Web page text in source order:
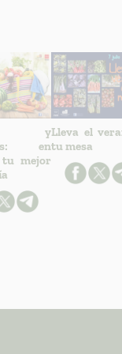
y
en
tu mejor
Lleva el
tu mesa